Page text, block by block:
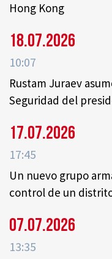
Hong Kong
18.07.2026
10:07
Rustam Juraev
Seguridad del
17.07.2026
17:45
Un nuevo grupo
control de un
07.07.2026
13:35